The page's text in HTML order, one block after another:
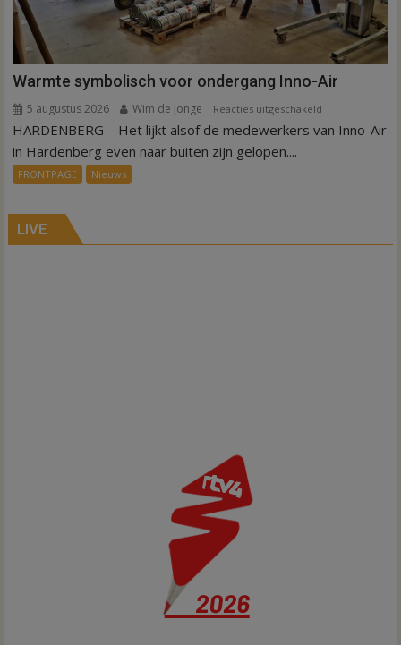
Warmte symbolisch voor ondergang Inno-Air
5 augustus 2026 Wim de Jonge Reacties uitgeschakeld
Warmte
HARDENBERG – Het lijkt alsof de medewerkers van Inno-Air
in Hardenberg even naar buiten zijn gelopen....
FRONTPAGE Nieuws
LIVE